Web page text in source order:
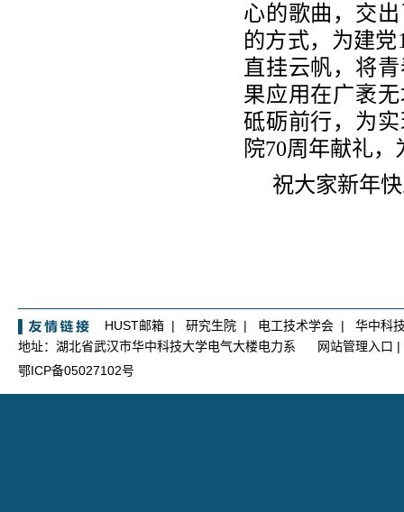
心的歌曲，交
的方式，为建
直挂云帆，将
果应用在广袤
砥砺前行，为
院70周年献礼
祝大家新年
HUST邮箱 | 研究生院 | 电工技术学会 | 华中科
地址：湖北省武汉市华中科技大学电气大楼电力系
网站管理入口 |
鄂ICP备05027102号